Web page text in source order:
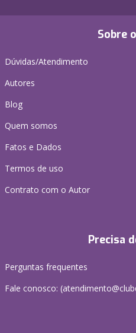
Sobre
Dúvidas/Atendimento
Autores
Blog
Quem somos
Fatos e Dados
Termos de uso
Contrato com o Autor
Precisa
Perguntas frequentes
Fale conosco: